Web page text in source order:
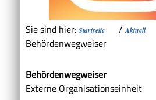
Sie sind hier: Startseite /Aktuell
Behördenwegweiser
Behördenwegweiser
Externe Organisationseinheit